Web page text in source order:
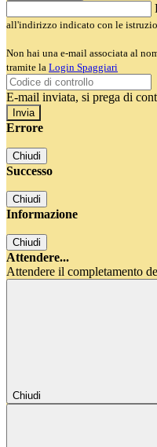
all'indirizzo indicato con le
Non hai una e-mail associata al
tramite la Login Spaggiari
E-mail inviata, si prega di
Errore
Chiudi
Successo
Chiudi
Informazione
Chiudi
Attendere...
Attendere il completamento
Chiudi